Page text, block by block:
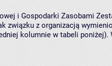
i Gospodarki Zasobami
związku z organizacją
kolumnie w tabeli